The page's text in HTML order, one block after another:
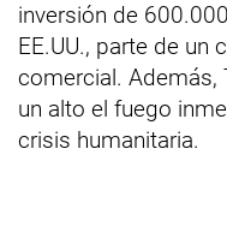
inversión de
EE.UU., parte de un
comercial. Además,
un alto el fuego
crisis humanitaria.